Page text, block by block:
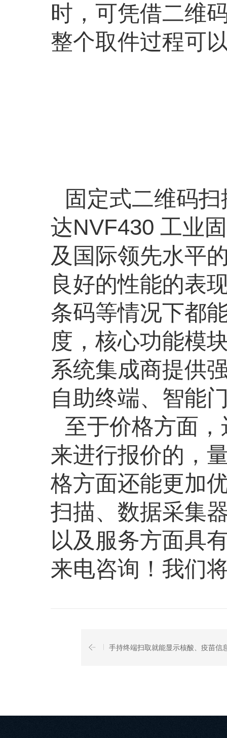
时，可凭借二维
整个取件过程可
固定式二维码
达NVF430 工业
及国际领先水平
良好的性能的表
条码等情况下都
度，核心功能模
系统集成商提供
自助终端、智能
至于价格方面
来进行报价的，
格方面还能更加
扫描、数据采集
以及服务方面具
来电咨询！我们
手持终端扫取就能显示核酸、疫苗信